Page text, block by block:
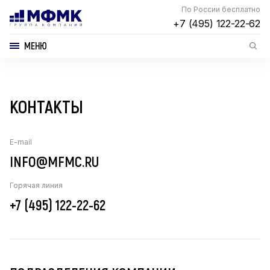
По России бесплатно
+7 (495) 122-22-62
МЕНЮ
КОНТАКТЫ
E-mail
INFO@MFMC.RU
Горячая линия
+7 (495) 122-22-62